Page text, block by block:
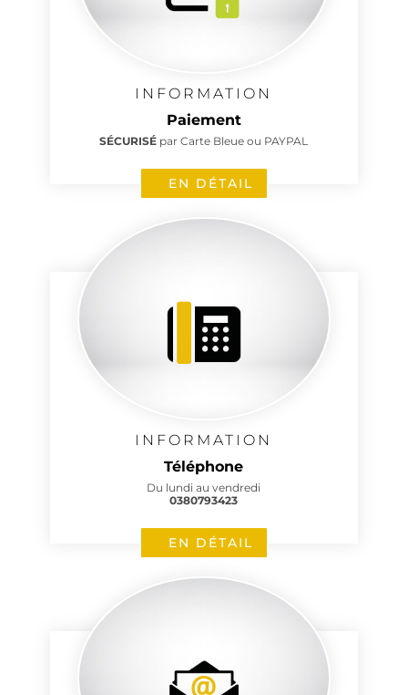
INFORMATION
Paiement
SÉCURISÉ par Carte Bleue ou PAYPAL
EN DÉTAIL
INFORMATION
Téléphone
Du lundi au vendredi
0380793423
EN DÉTAIL